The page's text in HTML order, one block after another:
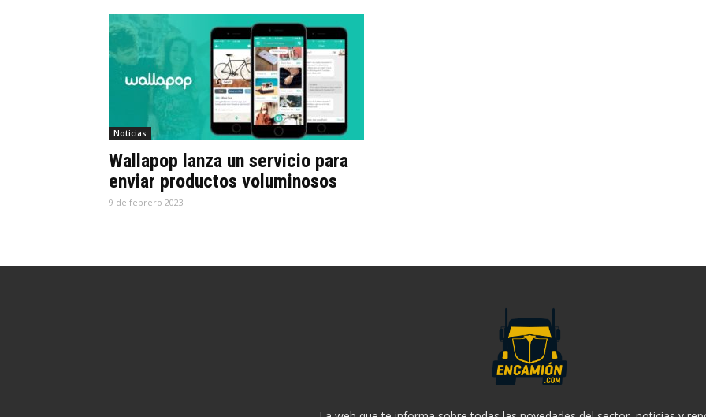
Noticias
Wallapop lanza un servicio para
enviar productos voluminosos
9 de febrero 2023